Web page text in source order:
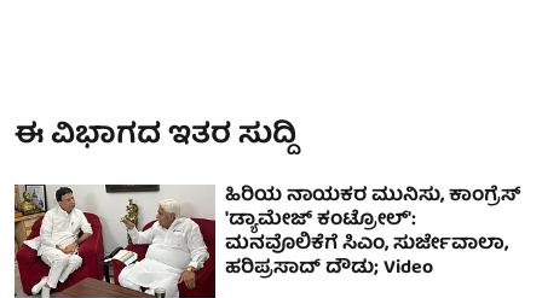
ಈ ವಿಭಾಗದ ಇತರ ಸುದ್ದಿ
ಹಿರಿಯ ನಾಯಕರ ಮುನಿಸು, ಕಾಂಗ್ರೆಸ್
'ಡ್ಯಾಮೇಜ್ ಕಂಟ್ರೋಲ್':
ಮನವೊಲಿಕೆಗೆ ಸಿಎಂ, ಸುರ್ಜೇವಾಲಾ,
ಹರಿಪ್ರಸಾದ್ ದೌಡು; Video